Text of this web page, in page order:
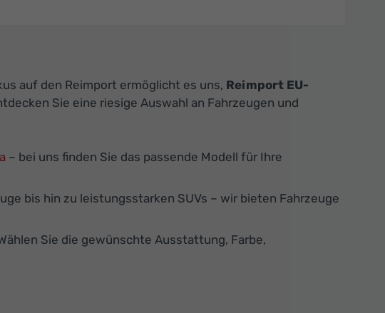
auf den Reimport ermöglicht es uns, Reimport EU-
Sie eine riesige Auswahl an Fahrzeugen und
– bei uns finden Sie das passende Modell für Ihre
bis hin zu leistungsstarken SUVs – wir bieten Fahrzeuge
Sie die gewünschte Ausstattung, Farbe,